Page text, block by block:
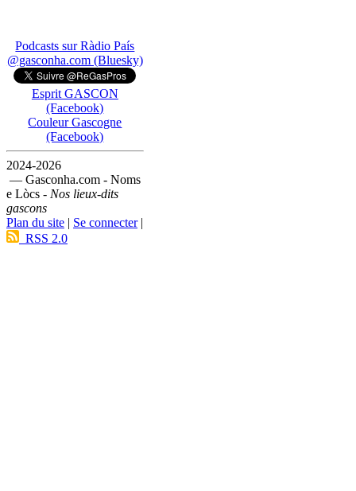
Podcasts sur Ràdio País
@gasconha.com (Bluesky)
Esprit GASCON
(Facebook)
Couleur Gascogne
(Facebook)
2024-2026
— Gasconha.com - Noms
e Lòcs - Nos lieux-dits
gascons
Plan du site | Se connecter|
RSS 2.0